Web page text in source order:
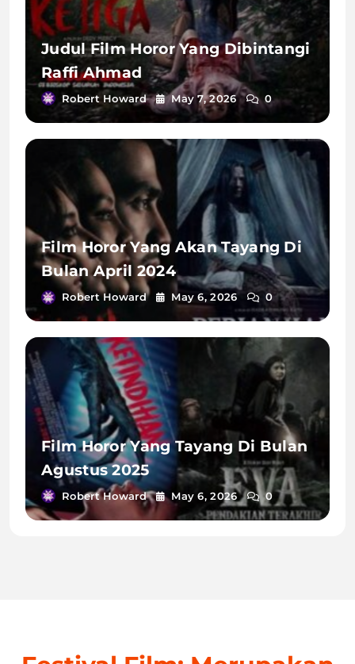
Judul Film Horor Yang Dibintangi
Raffi Ahmad
Robert Howard May 7, 2026 0
Film Horor Yang Akan Tayang Di
Bulan April 2024
Robert Howard May 6, 2026 0
Film Horor Yang Tayang Di Bulan
Agustus 2025
Robert Howard May 6, 2026 0